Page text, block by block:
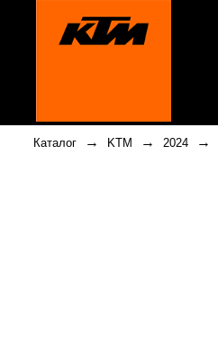
Каталог → KTM → 2024 →